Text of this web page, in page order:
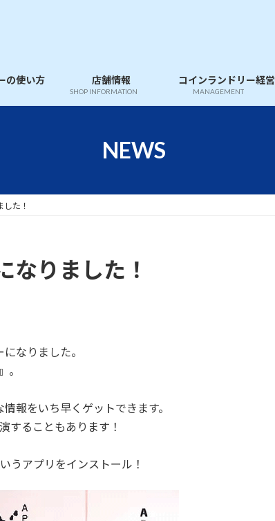
の使い方 店舗情報
SHOP INFORMATION
コインランドリー経営
MANAGEMENT
NEWS
た！
なりました！
なりました。
。
報をいち早くゲットできます。
することもあります！
うアプリをインストール！